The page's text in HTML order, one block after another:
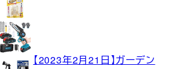
【2023年2月21日】ガーデン